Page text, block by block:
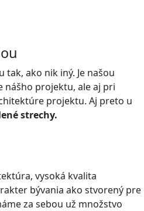
ako nik iný. Je našou
nášho projektu, ale aj pri
projektu. Aj preto u
strechy.
vysoká kvalita
bývania ako stvorený pre
za sebou už množstvo